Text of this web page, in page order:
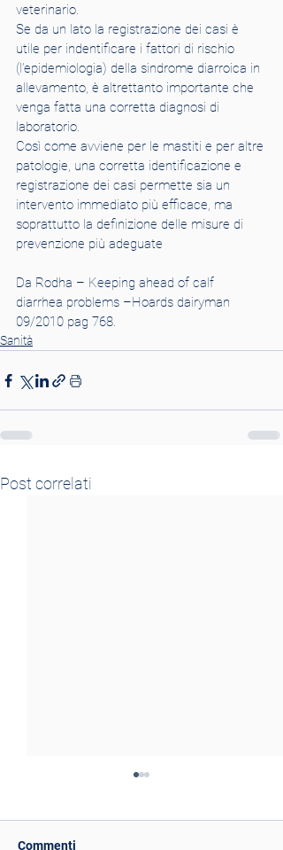
veterinario.
Se da un lato la registrazione dei casi è
utile per indentificare i fattori di rischio
(l’epidemiologia) della sindrome diarroica in
allevamento, è altrettanto importante che
venga fatta una corretta diagnosi di
laboratorio.
Così come avviene per le mastiti e per altre
patologie, una corretta identificazione e
registrazione dei casi permette sia un
intervento immediato più efficace, ma
soprattutto la definizione delle misure di
prevenzione più adeguate
Da Rodha – Keeping ahead of calf
diarrhea problems –Hoards dairyman
09/2010 pag 768.
Sanità
Post correlati
Commenti